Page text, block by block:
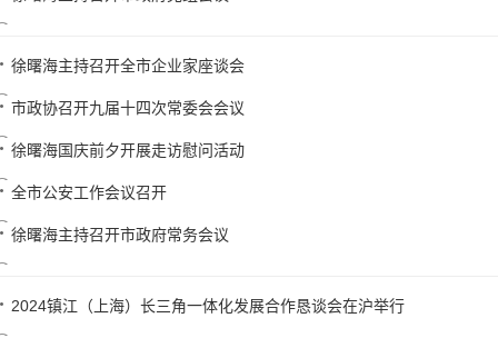
徐曙海主持召开全市企业家座谈会
市政协召开九届十四次常委会会议
徐曙海国庆前夕开展走访慰问活动
全市公安工作会议召开
徐曙海主持召开市政府常务会议
2024镇江（上海）长三角一体化发展合作恳谈会在沪举行